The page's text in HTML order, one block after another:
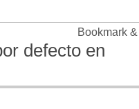
defecto en